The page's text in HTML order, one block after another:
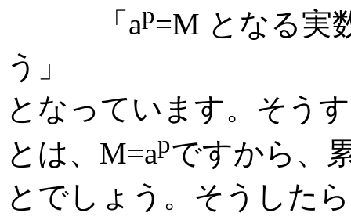
「ap=M となる実
う」
となっています。そう
とは、M=apですから、
とでしょう。そうした